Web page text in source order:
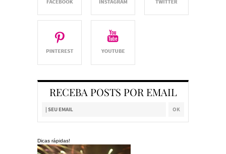
RECEBA POSTS POR EMAIL
Dicas rápidas!